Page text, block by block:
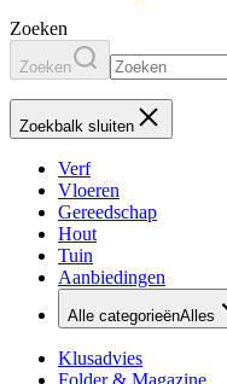
Zoeken
Zoeken
Zoekbalk sluiten
Verf
Vloeren
Gereedschap
Hout
Tuin
Aanbiedingen
Alle categorieënAlles
Klusadvies
Folder & Magazine